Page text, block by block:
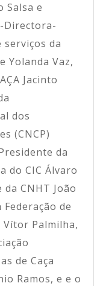
Salsa e
Directora-
da
Yolanda Vaz,
Jacinto
dos
(CNCP)
da
do CIC Álvaro
CNHT João
de
Vítor Palmilha,
de Caça
Ramos, e e o